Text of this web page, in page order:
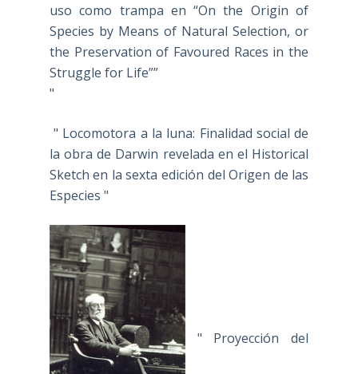
uso como trampa en “On the Origin of
Species by Means of Natural Selection, or
the Preservation of Favoured Races in the
Struggle for Life””
"
" Locomotora a la luna: Finalidad social de
la obra de Darwin revelada en el Historical
Sketch en la sexta edición del Origen de las
Especies "
" Proyección del